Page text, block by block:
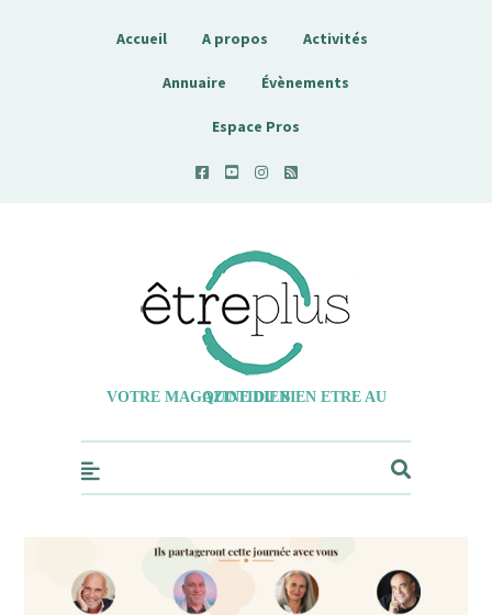
Accueil A propos Activités
Annuaire Évènements
Espace Pros
Etreplus
VOTRE MAGAZINE DU BIEN ETRE AU QUOTIDIEN